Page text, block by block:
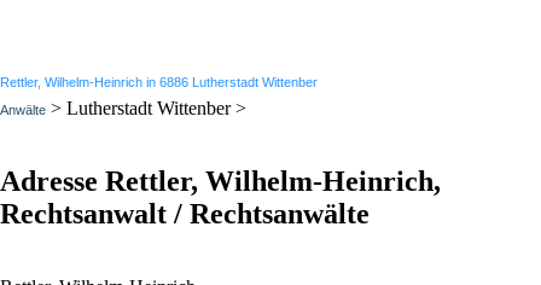
Rettler, Wilhelm-Heinrich in 6886 Lutherstadt Wittenber
Anwälte > Lutherstadt Wittenber >
Adresse Rettler, Wilhelm-Heinrich,
Rechtsanwalt / Rechtsanwälte